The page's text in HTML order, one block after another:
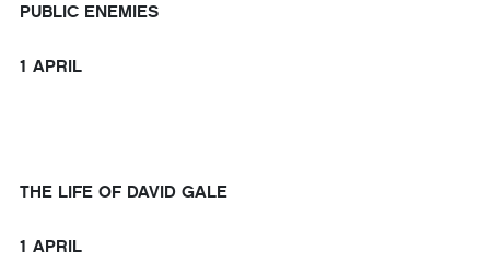
PUBLIC ENEMIES
1 APRIL
THE LIFE OF DAVID GALE
1 APRIL